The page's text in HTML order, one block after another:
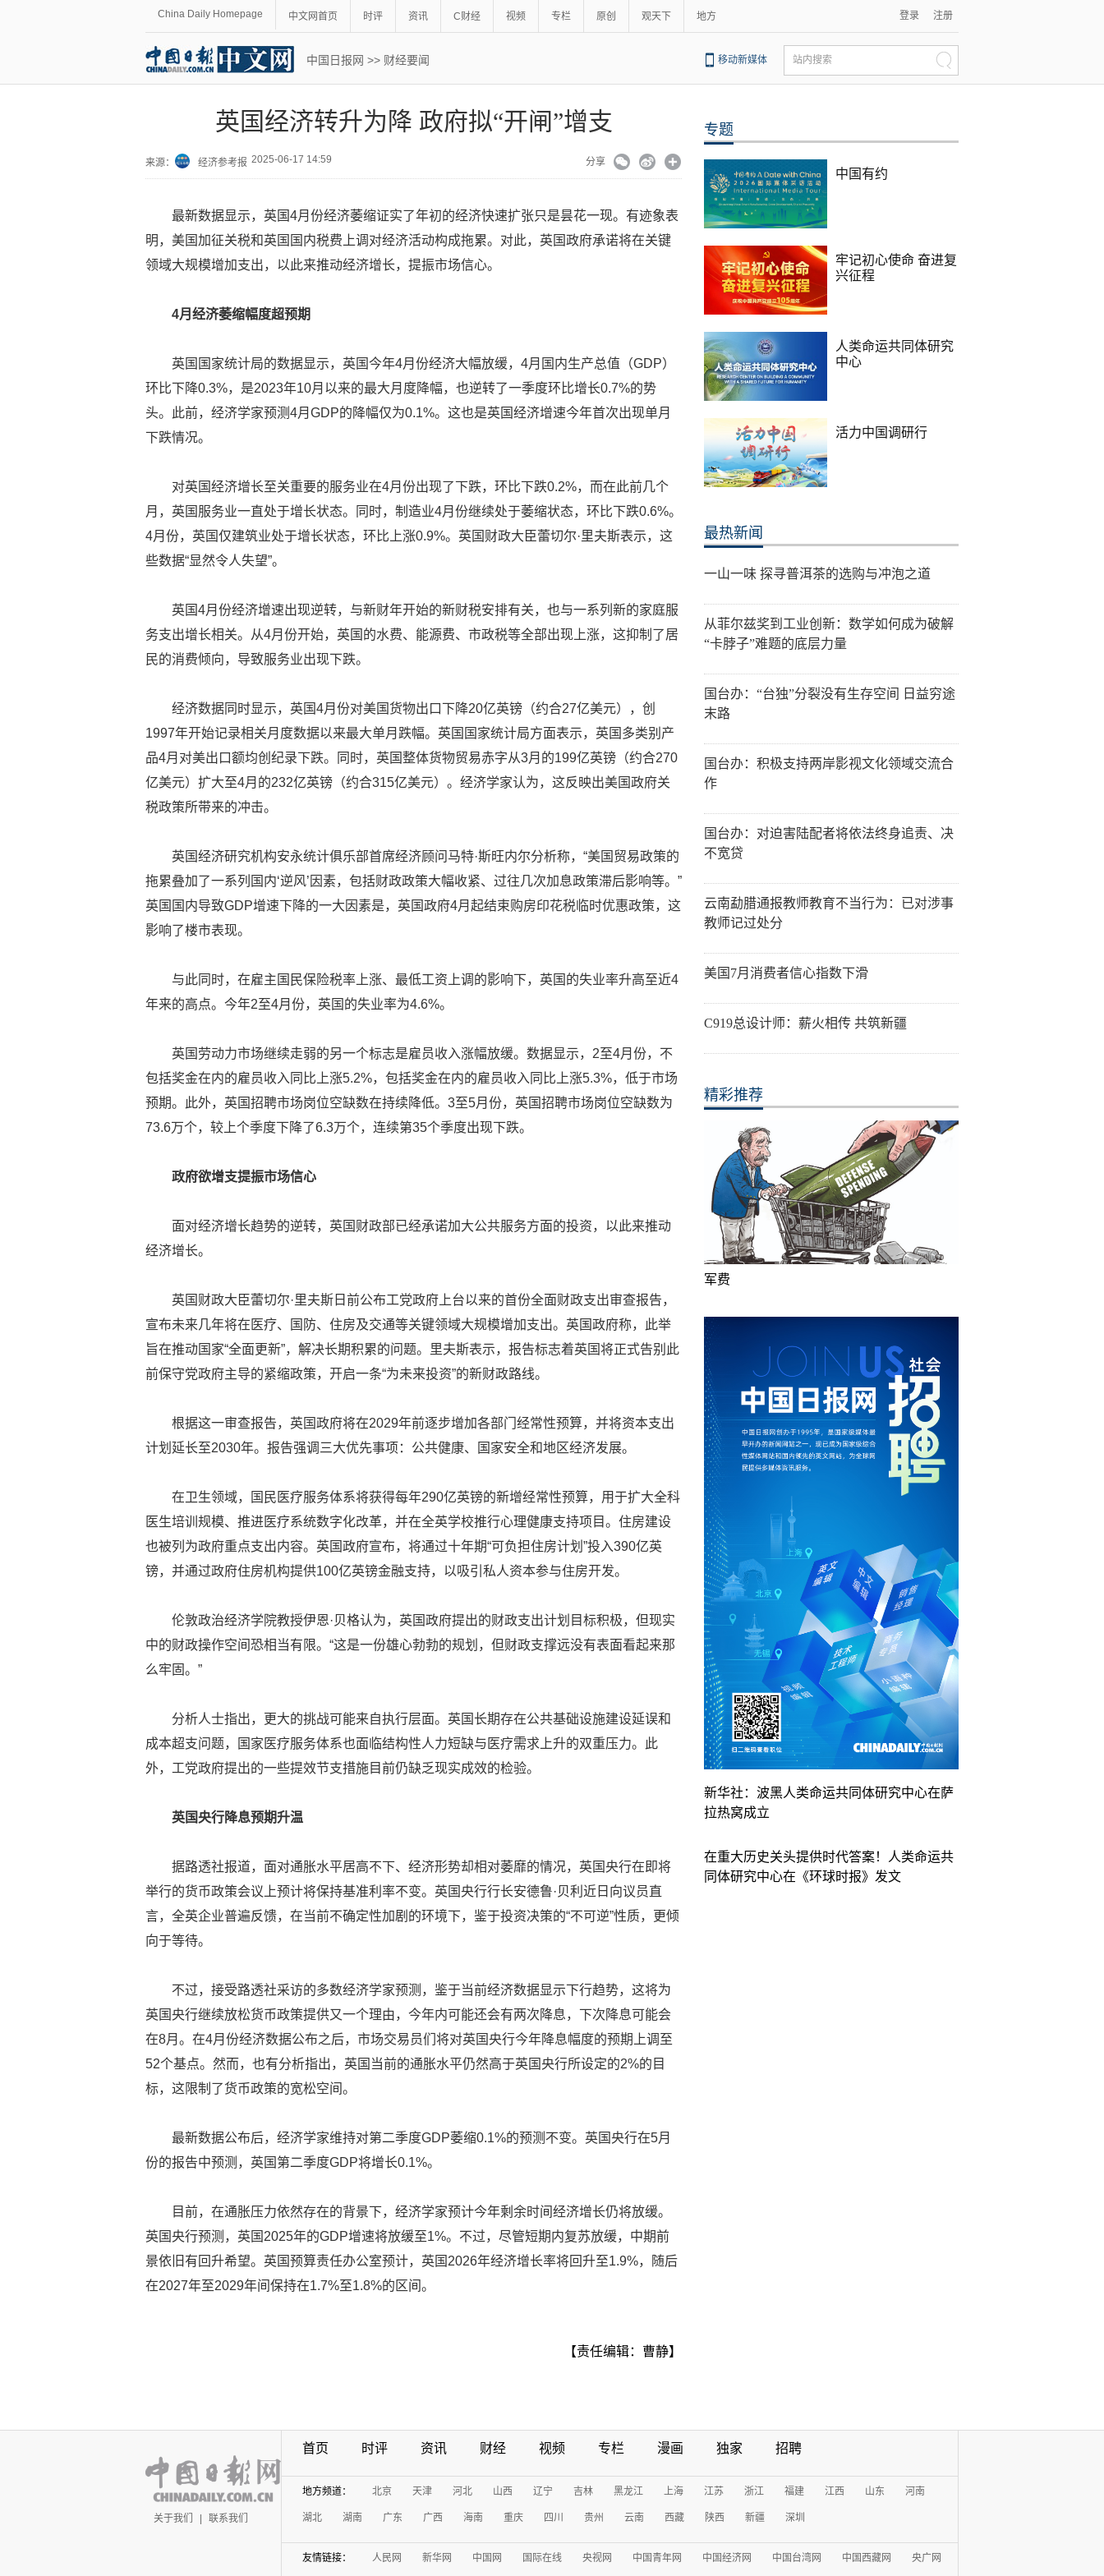
China Daily Homepage 中文网首页 时评 资讯 C财经 视频 专栏 原创 观天下 地方 登录 注册
中国日报网 >> 财经要闻 移动新媒体 站内搜索
英国经济转升为降 政府拟“开闸”增支
来源： 经济参考报 2025-06-17 14:59 分享
最新数据显示，英国4月份经济萎缩证实了年初的经济快速扩张只是昙花一现。有迹象表
明，美国加征关税和英国国内税费上调对经济活动构成拖累。对此，英国政府承诺将在关键
领域大规模增加支出，以此来推动经济增长，提振市场信心。
4月经济萎缩幅度超预期
英国国家统计局的数据显示，英国今年4月份经济大幅放缓，4月国内生产总值（GDP）
环比下降0.3%，是2023年10月以来的最大月度降幅，也逆转了一季度环比增长0.7%的势
头。此前，经济学家预测4月GDP的降幅仅为0.1%。这也是英国经济增速今年首次出现单月
下跌情况。
对英国经济增长至关重要的服务业在4月份出现了下跌，环比下跌0.2%，而在此前几个
月，英国服务业一直处于增长状态。同时，制造业4月份继续处于萎缩状态，环比下跌0.6%。
4月份，英国仅建筑业处于增长状态，环比上涨0.9%。英国财政大臣蕾切尔·里夫斯表示，这
些数据“显然令人失望”。
英国4月份经济增速出现逆转，与新财年开始的新财税安排有关，也与一系列新的家庭服
务支出增长相关。从4月份开始，英国的水费、能源费、市政税等全部出现上涨，这抑制了居
民的消费倾向，导致服务业出现下跌。
经济数据同时显示，英国4月份对美国货物出口下降20亿英镑（约合27亿美元），创
1997年开始记录相关月度数据以来最大单月跌幅。英国国家统计局方面表示，英国多类别产
品4月对美出口额均创纪录下跌。同时，英国整体货物贸易赤字从3月的199亿英镑（约合270
亿美元）扩大至4月的232亿英镑（约合315亿美元）。经济学家认为，这反映出美国政府关
税政策所带来的冲击。
英国经济研究机构安永统计俱乐部首席经济顾问马特·斯旺内尔分析称，“美国贸易政策的
拖累叠加了一系列国内‘逆风’因素，包括财政政策大幅收紧、过往几次加息政策滞后影响等。”
英国国内导致GDP增速下降的一大因素是，英国政府4月起结束购房印花税临时优惠政策，这
影响了楼市表现。
与此同时，在雇主国民保险税率上涨、最低工资上调的影响下，英国的失业率升高至近4
年来的高点。今年2至4月份，英国的失业率为4.6%。
英国劳动力市场继续走弱的另一个标志是雇员收入涨幅放缓。数据显示，2至4月份，不
包括奖金在内的雇员收入同比上涨5.2%，包括奖金在内的雇员收入同比上涨5.3%，低于市场
预期。此外，英国招聘市场岗位空缺数在持续降低。3至5月份，英国招聘市场岗位空缺数为
73.6万个，较上个季度下降了6.3万个，连续第35个季度出现下跌。
政府欲增支提振市场信心
面对经济增长趋势的逆转，英国财政部已经承诺加大公共服务方面的投资，以此来推动
经济增长。
英国财政大臣蕾切尔·里夫斯日前公布工党政府上台以来的首份全面财政支出审查报告，
宣布未来几年将在医疗、国防、住房及交通等关键领域大规模增加支出。英国政府称，此举
旨在推动国家“全面更新”，解决长期积累的问题。里夫斯表示，报告标志着英国将正式告别此
前保守党政府主导的紧缩政策，开启一条“为未来投资”的新财政路线。
根据这一审查报告，英国政府将在2029年前逐步增加各部门经常性预算，并将资本支出
计划延长至2030年。报告强调三大优先事项：公共健康、国家安全和地区经济发展。
在卫生领域，国民医疗服务体系将获得每年290亿英镑的新增经常性预算，用于扩大全科
医生培训规模、推进医疗系统数字化改革，并在全英学校推行心理健康支持项目。住房建设
也被列为政府重点支出内容。英国政府宣布，将通过十年期“可负担住房计划”投入390亿英
镑，并通过政府住房机构提供100亿英镑金融支持，以吸引私人资本参与住房开发。
伦敦政治经济学院教授伊恩·贝格认为，英国政府提出的财政支出计划目标积极，但现实
中的财政操作空间恐相当有限。“这是一份雄心勃勃的规划，但财政支撑远没有表面看起来那
么牢固。”
分析人士指出，更大的挑战可能来自执行层面。英国长期存在公共基础设施建设延误和
成本超支问题，国家医疗服务体系也面临结构性人力短缺与医疗需求上升的双重压力。此
外，工党政府提出的一些提效节支措施目前仍缺乏现实成效的检验。
英国央行降息预期升温
据路透社报道，面对通胀水平居高不下、经济形势却相对萎靡的情况，英国央行在即将
举行的货币政策会议上预计将保持基准利率不变。英国央行行长安德鲁·贝利近日向议员直
言，全英企业普遍反馈，在当前不确定性加剧的环境下，鉴于投资决策的“不可逆”性质，更倾
向于等待。
不过，接受路透社采访的多数经济学家预测，鉴于当前经济数据显示下行趋势，这将为
英国央行继续放松货币政策提供又一个理由，今年内可能还会有两次降息，下次降息可能会
在8月。在4月份经济数据公布之后，市场交易员们将对英国央行今年降息幅度的预期上调至
52个基点。然而，也有分析指出，英国当前的通胀水平仍然高于英国央行所设定的2%的目
标，这限制了货币政策的宽松空间。
最新数据公布后，经济学家维持对第二季度GDP萎缩0.1%的预测不变。英国央行在5月
份的报告中预测，英国第二季度GDP将增长0.1%。
目前，在通胀压力依然存在的背景下，经济学家预计今年剩余时间经济增长仍将放缓。
英国央行预测，英国2025年的GDP增速将放缓至1%。不过，尽管短期内复苏放缓，中期前
景依旧有回升希望。英国预算责任办公室预计，英国2026年经济增长率将回升至1.9%，随后
在2027年至2029年间保持在1.7%至1.8%的区间。
【责任编辑：曹静】
专题
中国有约
牢记初心使命 奋进复
兴征程
人类命运共同体研究
中心
活力中国调研行
最热新闻
一山一味 探寻普洱茶的选购与冲泡之道
从菲尔兹奖到工业创新：数学如何成为破解
“卡脖子”难题的底层力量
国台办：“台独”分裂没有生存空间 日益穷途
末路
国台办：积极支持两岸影视文化领域交流合
作
国台办：对迫害陆配者将依法终身追责、决
不宽贷
云南勐腊通报教师教育不当行为：已对涉事
教师记过处分
美国7月消费者信心指数下滑
C919总设计师：薪火相传 共筑新疆
精彩推荐
军费
新华社：波黑人类命运共同体研究中心在萨
拉热窝成立
在重大历史关头提供时代答案！人类命运共
同体研究中心在《环球时报》发文
关于我们 | 联系我们
首页 时评 资讯 财经 视频 专栏 漫画 独家 招聘
地方频道： 北京 天津 河北 山西 辽宁 吉林 黑龙江 上海 江苏 浙江 福建 江西 山东 河南
湖北 湖南 广东 广西 海南 重庆 四川 贵州 云南 西藏 陕西 新疆 深圳
友情链接： 人民网 新华网 中国网 国际在线 央视网 中国青年网 中国经济网 中国台湾网 中国西藏网 央广网